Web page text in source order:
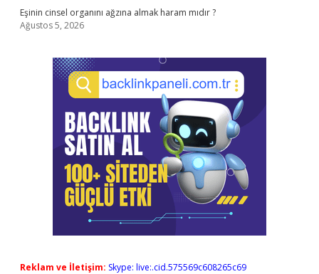
Eşinin cinsel organını ağzına almak haram mıdır ?
Ağustos 5, 2026
Reklam ve İletişim: Skype: live:.cid.575569c608265c69